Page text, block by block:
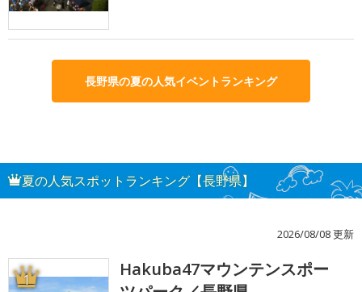
長野県の夏の人気イベントランキング
夏の人気スポットランキング【長野県】
2026/08/08 更新
1
Hakuba47マウンテンスポー